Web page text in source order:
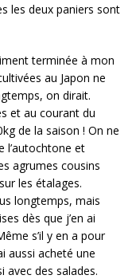
les deux paniers sont
terminée à mon
au Japon ne
on dirait.
et au courant du
de la saison ! On ne
l’autochtone et
agrumes cousins
les étalages.
longtemps, mais
dès que j’en ai
s’il y en a pour
aussi acheté une
avec des salades.